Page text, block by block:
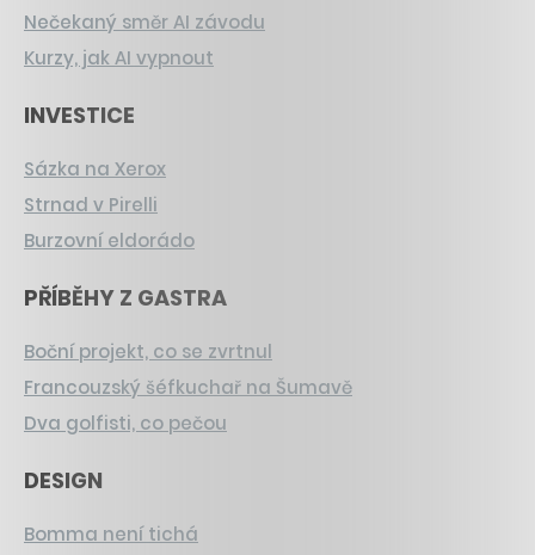
Nečekaný směr AI závodu
Kurzy, jak AI vypnout
INVESTICE
Sázka na Xerox
Strnad v Pirelli
Burzovní eldorádo
PŘÍBĚHY Z GASTRA
Boční projekt, co se zvrtnul
Francouzský šéfkuchař na Šumavě
Dva golfisti, co pečou
DESIGN
Bomma není tichá